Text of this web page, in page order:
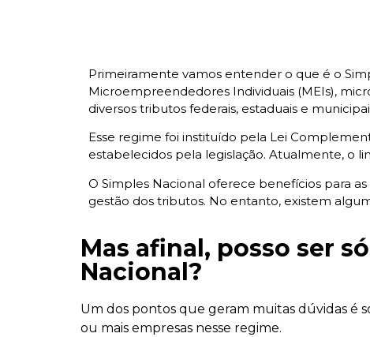
Primeiramente vamos entender o que é o
Microempreendedores Individuais (MEIs),
diversos tributos federais, estaduais e
Esse regime foi instituído pela Lei
estabelecidos pela legislação. Atualmente, o
O Simples Nacional oferece benefícios para
gestão dos tributos. No entanto, existem
Mas afinal, posso ser
Nacional?
Um dos pontos que geram muitas dúvidas é
ou mais empresas nesse regime.